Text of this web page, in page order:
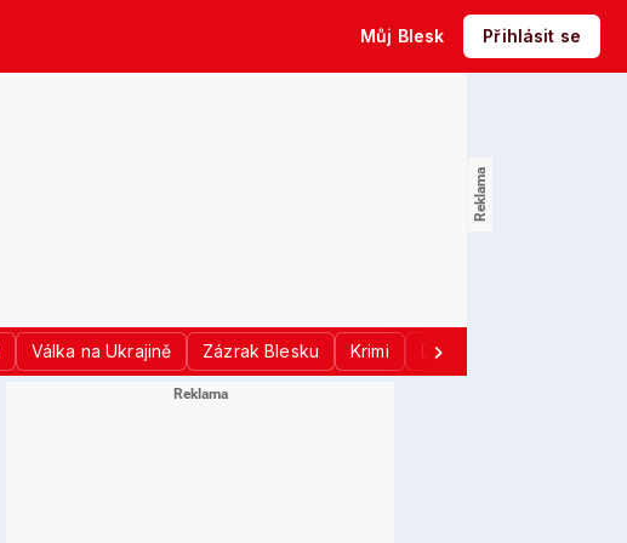
Můj Blesk Přihlásit se
Válka na Ukrajině Zázrak Blesku Krimi Donald Trump